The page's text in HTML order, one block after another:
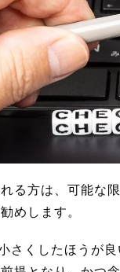
る方は、可能な限
めします。
さくしたほうが